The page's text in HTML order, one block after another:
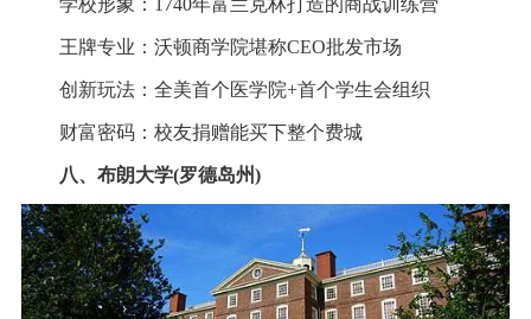
王牌专业：沃顿商学院堪称CEO批发市场
创新玩法：全美首个医学院+首个学生会组织
财富密码：校友捐赠能买下整个费城
八、布朗大学(罗德岛州)